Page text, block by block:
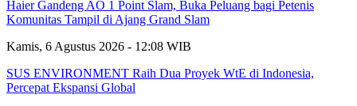
Haier Gandeng AO 1 Point Slam, Buka Peluang bagi Petenis
Komunitas Tampil di Ajang Grand Slam
Kamis, 6 Agustus 2026 - 12:08 WIB
SUS ENVIRONMENT Raih Dua Proyek WtE di Indonesia,
Percepat Ekspansi Global